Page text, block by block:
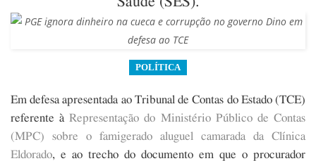
POLÍTICA
Em defesa apresentada ao Tribunal de Contas do Estado (TCE)
referente à Representação do Ministério Público de Contas
(MPC) sobre o famigerado aluguel camarada da Clínica
Eldorado, e ao trecho do documento em que o procurador